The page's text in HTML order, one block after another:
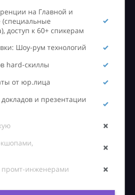
на Главной и
(специальные
доступ к 60+ спикерам
Шоу-рум технологий
hard-скиллы
от юр.лица
и презентации
промт-инженерами